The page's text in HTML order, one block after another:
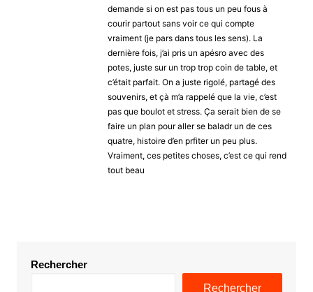
demande si on est pas tous un peu fous à
courir partout sans voir ce qui compte
vraiment (je pars dans tous les sens). La
dernière fois, j’ai pris un apésro avec des
potes, juste sur un trop trop coin de table, et
c’était parfait. On a juste rigolé, partagé des
souvenirs, et çà m’a rappelé que la vie, c’est
pas que boulot et stress. Ça serait bien de se
faire un plan pour aller se baladr un de ces
quatre, histoire d’en prfiter un peu plus.
Vraiment, ces petites choses, c’est ce qui rend
tout beau
Rechercher
Rechercher